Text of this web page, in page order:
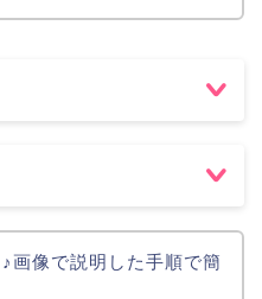
画像で説明した手順で簡